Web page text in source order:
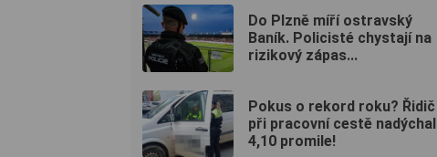
Do Plzně míří ostravský
Baník. Policisté chystají na
rizikový zápas...
Pokus o rekord roku? Řidič
při pracovní cestě nadýchal
4,10 promile!